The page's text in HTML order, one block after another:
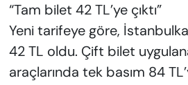
“Tam bilet 42 TL’ye çıktı”
Yeni tarifeye göre,
42 TL oldu. Çift bilet
araçlarında tek basım 84